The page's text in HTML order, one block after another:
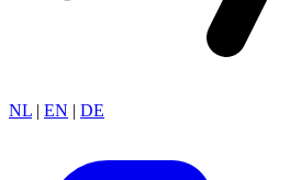
NL | EN | DE